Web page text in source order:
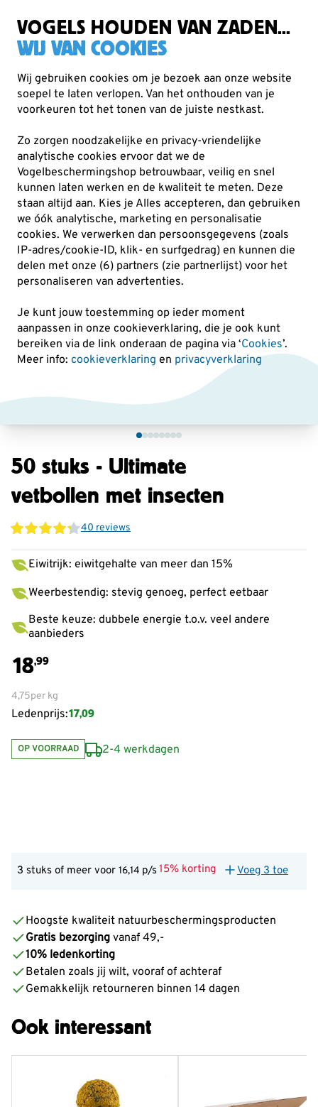
VOGELS HOUDEN VAN ZADEN...
WIJ VAN COOKIES
Wij gebruiken cookies om je bezoek aan onze website
soepel te laten verlopen. Van het onthouden van je
voorkeuren tot het tonen van de juiste nestkast.
Zo zorgen noodzakelijke en privacy-vriendelijke
analytische cookies ervoor dat we de
Vogelbeschermingshop betrouwbaar, veilig en snel
kunnen laten werken en de kwaliteit te meten. Deze
staan altijd aan. Kies je Alles accepteren, dan gebruiken
we óók analytische, marketing en personalisatie
cookies. We verwerken dan persoonsgegevens (zoals
IP-adres/cookie-ID, klik- en surfgedrag) en kunnen die
delen met onze (6) partners (zie partnerlijst) voor het
personaliseren van advertenties.
Je kunt jouw toestemming op ieder moment
aanpassen in onze cookieverklaring, die je ook kunt
bereiken via de link onderaan de pagina via ‘Cookies’.
Meer info: cookieverklaring en privacyverklaring
Vogelvoer Vetbollen
50 stuks - Ultimate
vetbollen met insecten
40 reviews
Eiwitrijk: eiwitgehalte van meer dan 15%
Weerbestendig: stevig genoeg, perfect eetbaar
Beste keuze: dubbele energie t.o.v. veel andere
aanbieders
18,99
4,75per kg
Ledenprijs:17,09
OP VOORRAAD 2-4 werkdagen
3 stuks of meer voor 16,14 p/s15% korting Voeg 3 toe
Hoogste kwaliteit natuurbeschermingsproducten
Gratis bezorging vanaf 49,-
10% ledenkorting
Betalen zoals jij wilt, vooraf of achteraf
Gemakkelijk retourneren binnen 14 dagen
Ook interessant